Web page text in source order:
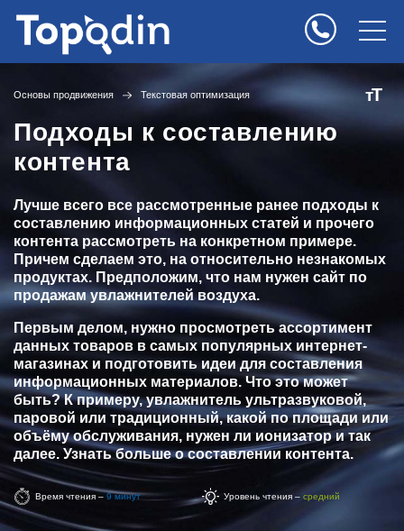
тТ
Основы продвижения Текстовая оптимизация
Подходы к составлению
контента
Лучше всего все рассмотренные ранее подходы к
составлению информационных статей и прочего
контента рассмотреть на конкретном примере.
Причем сделаем это, на относительно незнакомых
продуктах. Предположим, что нам нужен сайт по
продажам увлажнителей воздуха.
Первым делом, нужно просмотреть ассортимент
данных товаров в самых популярных интернет-
магазинах и подготовить идеи для составления
информационных материалов. Что это может
быть? К примеру, увлажнитель ультразвуковой,
паровой или традиционный, какой по площади или
объёму обслуживания, нужен ли ионизатор и так
далее. Узнать больше о составлении контента.
Время чтения – 9 минут Уровень чтения – средний